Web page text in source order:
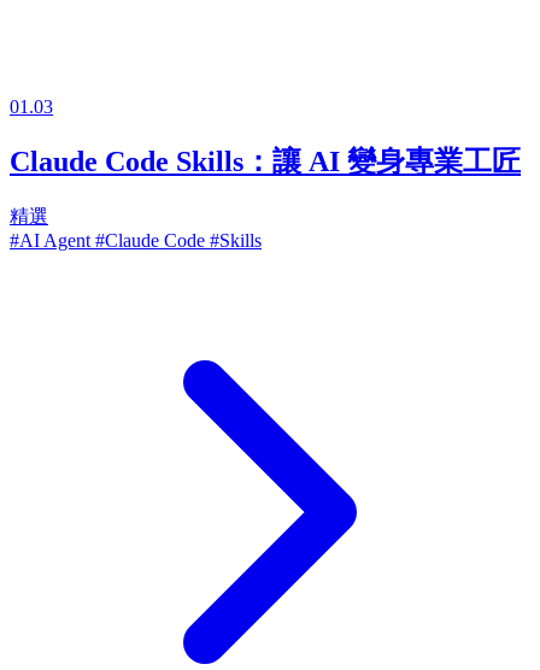
01.03
Claude Code Skills：讓 AI 變身專業工匠
精選
#AI Agent #Claude Code #Skills